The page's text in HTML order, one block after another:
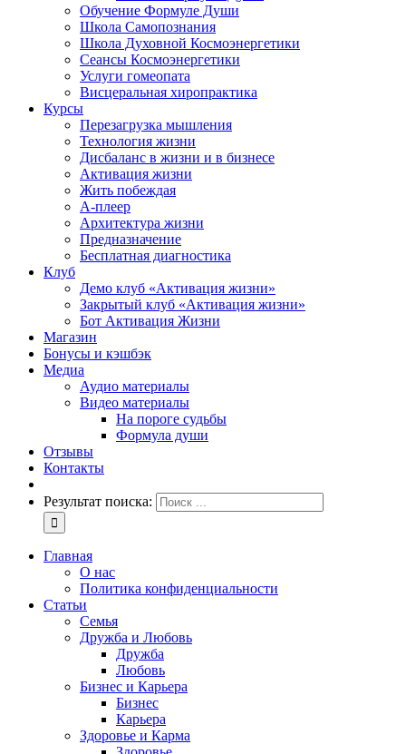
Обучение Формуле Души
Школа Самопознания
Школа Духовной Космоэнергетики
Сеансы Космоэнергетики
Услуги гомеопата
Висцеральная хиропрактика
Курсы
Перезагрузка мышления
Технология жизни
Дисбаланс в жизни и в бизнесе
Активация жизни
Жить побеждая
А-плеер
Архитектура жизни
Предназначение
Бесплатная диагностика
Клуб
Демо клуб «Активация жизни»
Закрытый клуб «Активация жизни»
Бот Активация Жизни
Магазин
Бонусы и кэшбэк
Медиа
Аудио материалы
Видео материалы
На пороге судьбы
Формула души
Отзывы
Контакты
Результат поиска:
Главная
О нас
Политика конфиденциальности
Статьи
Семья
Дружба и Любовь
Дружба
Любовь
Бизнес и Карьера
Бизнес
Карьера
Здоровье и Карма